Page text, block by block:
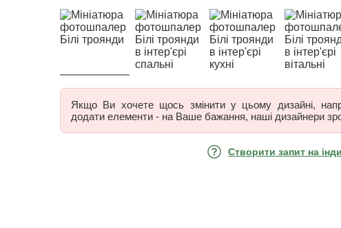
Якщо Ви хочете щось змінити у цьому дизайні,
додати елементи - на Ваше бажання, наші дизайнери
Створити запит на